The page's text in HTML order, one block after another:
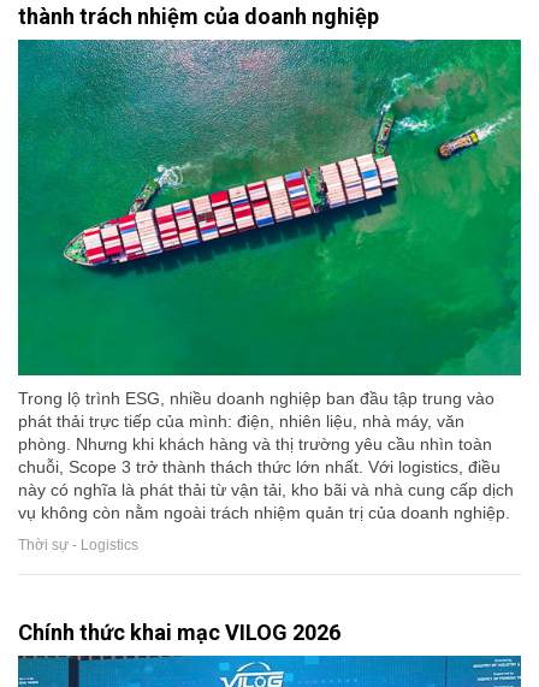
thành trách nhiệm của doanh nghiệp
Trong lộ trình ESG, nhiều doanh nghiệp ban đầu tập trung vào
phát thải trực tiếp của mình: điện, nhiên liệu, nhà máy, văn
phòng. Nhưng khi khách hàng và thị trường yêu cầu nhìn toàn
chuỗi, Scope 3 trở thành thách thức lớn nhất. Với logistics, điều
này có nghĩa là phát thải từ vận tải, kho bãi và nhà cung cấp dịch
vụ không còn nằm ngoài trách nhiệm quản trị của doanh nghiệp.
Thời sự - Logistics
Chính thức khai mạc VILOG 2026